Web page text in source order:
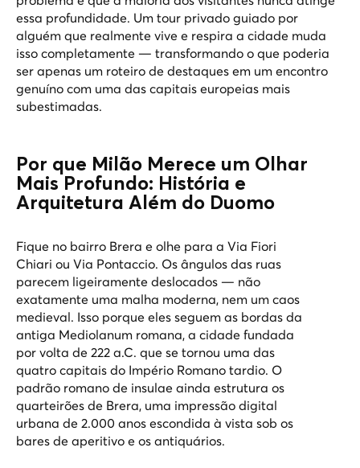
essa profundidade. Um tour privado guiado por
alguém que realmente vive e respira a cidade muda
isso completamente — transformando o que poderia
ser apenas um roteiro de destaques em um encontro
genuíno com uma das capitais europeias mais
subestimadas.
Por que Milão Merece um Olhar
Mais Profundo: História e
Arquitetura Além do Duomo
Fique no bairro Brera e olhe para a Via Fiori
Chiari ou Via Pontaccio. Os ângulos das ruas
parecem ligeiramente deslocados — não
exatamente uma malha moderna, nem um caos
medieval. Isso porque eles seguem as bordas da
antiga Mediolanum romana, a cidade fundada
por volta de 222 a.C. que se tornou uma das
quatro capitais do Império Romano tardio. O
padrão romano de insulae ainda estrutura os
quarteirões de Brera, uma impressão digital
urbana de 2.000 anos escondida à vista sob os
bares de aperitivo e os antiquários.